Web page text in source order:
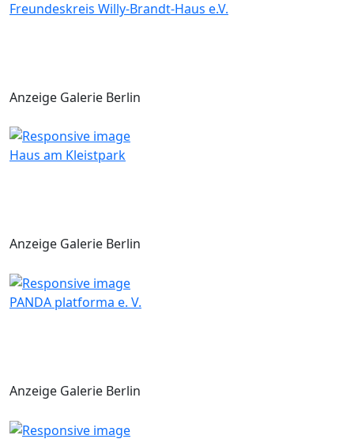
Freundeskreis Willy-Brandt-Haus e.V.
Anzeige Galerie Berlin
Haus am Kleistpark
Anzeige Galerie Berlin
PANDA platforma e. V.
Anzeige Galerie Berlin